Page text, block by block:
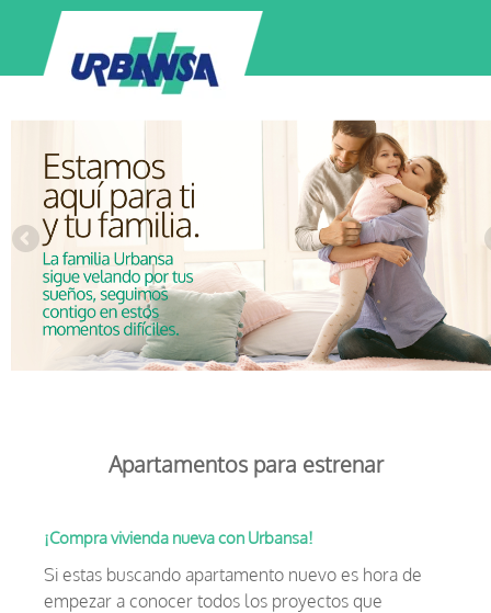
Apartamentos para estrenar
¡Compra vivienda nueva con Urbansa!
Si estas buscando apartamento nuevo es hora de
empezar a conocer todos los proyectos que